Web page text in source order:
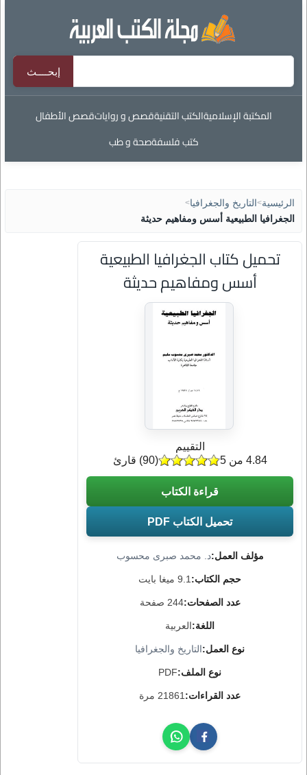
المكتبة الإسلاميةالكتب التقنيةقصص و رواياتقصص الأطفال
كتب فلسفةصحة و طب
الرئيسية> التاريخ والجغرافيا>
الجغرافيا الطبيعية أسس ومفاهيم حديثة
تحميل كتاب الجغرافيا الطبيعية
أسس ومفاهيم حديثة
مؤلف العمل:د. محمد صبرى محسوب
حجم الكتاب: 9.1 ميغا بايت
عدد الصفحات:244 صفحة
اللغة:العربية
نوع العمل:التاريخ والجغرافيا
نوع الملف:PDF
عدد القراءات: 21861 مرة
التقييم
(
90) قارئ 4.84 من 5
قراءة الكتاب
تحميل الكتاب PDF